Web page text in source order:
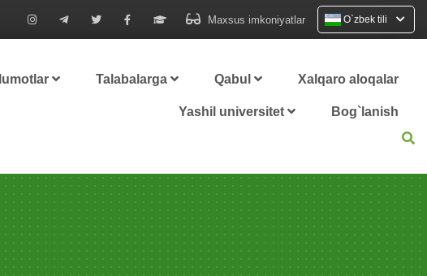
Maxsus imkoniyatlar O`zbek tili
Talabalarga Qabul Xalqaro aloqalar
Yashil universitet Bog`lanish